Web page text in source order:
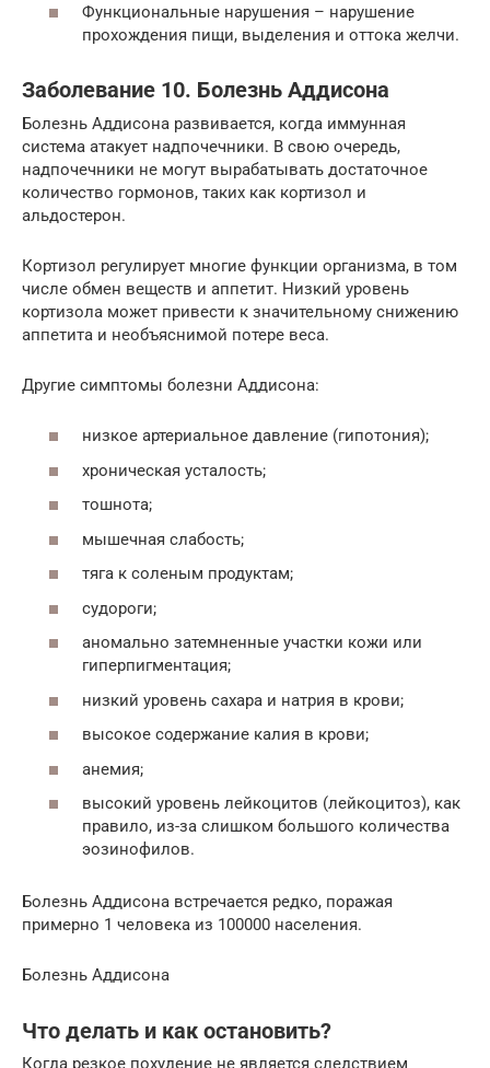
Функциональные нарушения – нарушение
прохождения пищи, выделения и оттока желчи.
Заболевание 10. Болезнь Аддисона
Болезнь Аддисона развивается, когда иммунная
система атакует надпочечники. В свою очередь,
надпочечники не могут вырабатывать достаточное
количество гормонов, таких как кортизол и
альдостерон.
Кортизол регулирует многие функции организма, в том
числе обмен веществ и аппетит. Низкий уровень
кортизола может привести к значительному снижению
аппетита и необъяснимой потере веса.
Другие симптомы болезни Аддисона:
низкое артериальное давление (гипотония);
хроническая усталость;
тошнота;
мышечная слабость;
тяга к соленым продуктам;
судороги;
аномально затемненные участки кожи или
гиперпигментация;
низкий уровень сахара и натрия в крови;
высокое содержание калия в крови;
анемия;
высокий уровень лейкоцитов (лейкоцитоз), как
правило, из-за слишком большого количества
эозинофилов.
Болезнь Аддисона встречается редко, поражая
примерно 1 человека из 100000 населения.
Болезнь Аддисона
Что делать и как остановить?
Когда резкое похудение не является следствием